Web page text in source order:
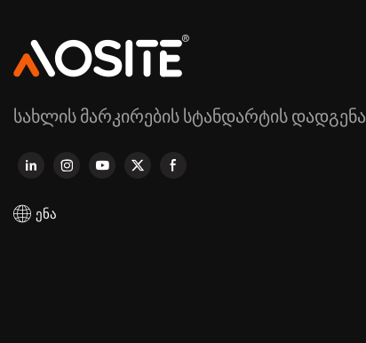
სახლის მარკირების სტანდარტის დადგენა
ენა